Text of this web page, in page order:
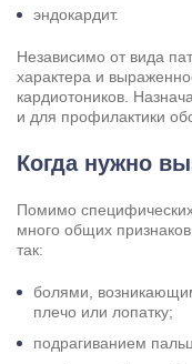
эндокардит.
Независимо от вида
характера и
кардиотоников.
и для профилактики
Когда нужно
Помимо
много общих
так:
болями,
плечо или лопатку;
подрагиванием